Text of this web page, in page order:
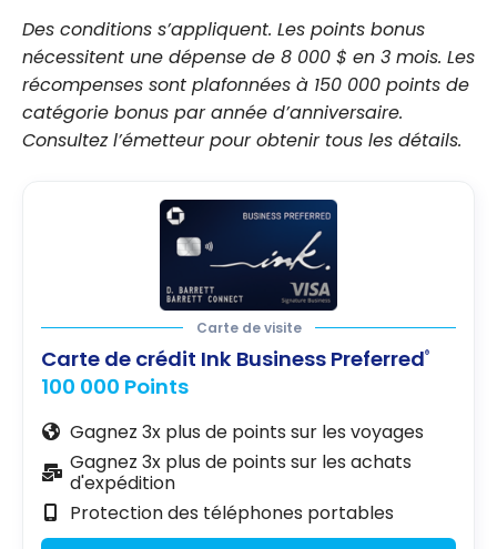
Des conditions s’appliquent. Les points bonus
nécessitent une dépense de 8 000 $ en 3 mois. Les
récompenses sont plafonnées à 150 000 points de
catégorie bonus par année d’anniversaire.
Consultez l’émetteur pour obtenir tous les détails.
Carte de visite
Carte de crédit Ink Business Preferred®
100 000 Points
Gagnez 3x plus de points sur les voyages
Gagnez 3x plus de points sur les achats
d'expédition
Protection des téléphones portables